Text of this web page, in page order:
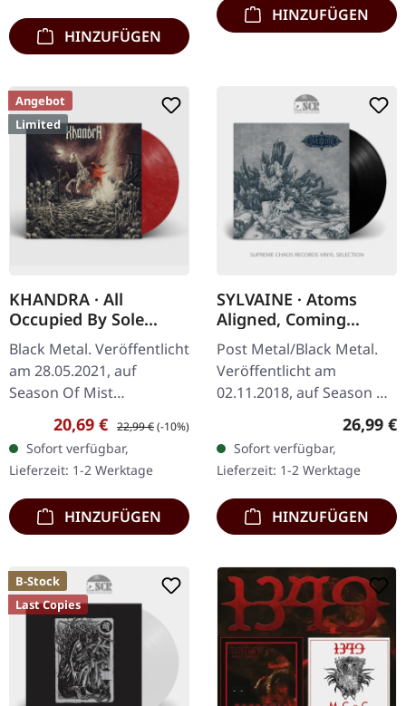
HINZUFÜGEN
HINZUFÜGEN
Angebot
Limited
KHANDRA · All
Occupied By Sole
Death | GOLD/RED LP
Black Metal. Veröffentlicht
am 28.05.2021, auf
Season Of Mist
Underground Activists.
Gold/Rot marmoriertes
Vinyl im Gatefold-Cover,
limitiert auf 200…
Verkaufspreis:
20,69 € Regulärer Preis:
22,99 €(-10%)
Sofort verfügbar,
Lieferzeit: 1-2 Werktage
HINZUFÜGEN
SYLVAINE · Atoms
Aligned, Coming
Undone | BLACK LP
Post Metal/Black Metal.
Veröffentlicht am
02.11.2018, auf Season Of
Mist. Schwarzes Vinyl im
Gatefold-Cover mit Insert.
"Atoms Aligned, Coming…
26,99 €
Sofort verfügbar,
Lieferzeit: 1-2 Werktage
HINZUFÜGEN
B-Stock
Last Copies